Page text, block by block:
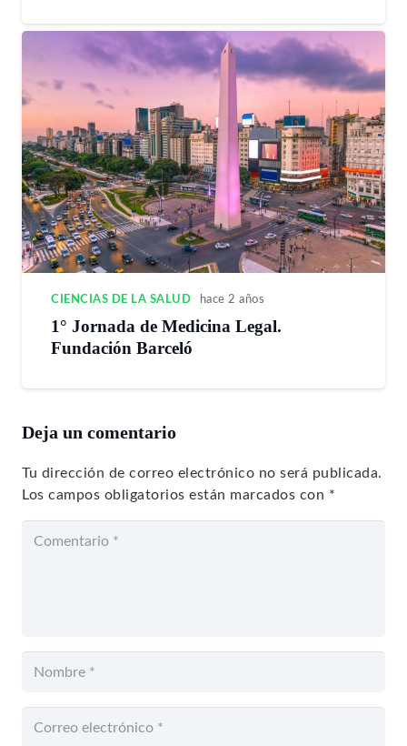
CIENCIAS DE LA SALUD hace 2 años
1° Jornada de Medicina Legal.
Fundación Barceló
Deja un comentario
Tu dirección de correo electrónico no será publicada.
Los campos obligatorios están marcados con *